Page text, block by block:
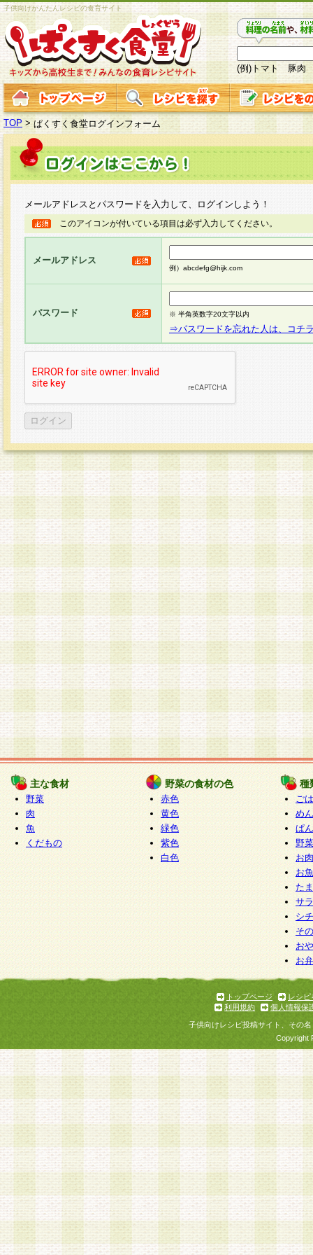
子供向けかんたんレシピの食育サイト
(例)トマト 豚肉
TOP > ぱくすく食堂ログインフォーム
メールアドレスとパスワードを入力して、ログインしよう！
このアイコンが付いている項目は必ず入力してください。
メールアドレス
例）abcdefg@hijk.com
パスワード ※ 半角英数字20文字以内
⇒パスワードを忘れた人は、コチ
主な食材
野菜
肉
魚
くだもの
野菜の食材の色
赤色
黄色
緑色
紫色
白色
種
ご
めん
ぱん
野
お
お
た
サ
シ
そ
お
お
トップページ
レシピ
利用規約
個人情報保
子供向けレシピ投稿サイト、その
Copyright